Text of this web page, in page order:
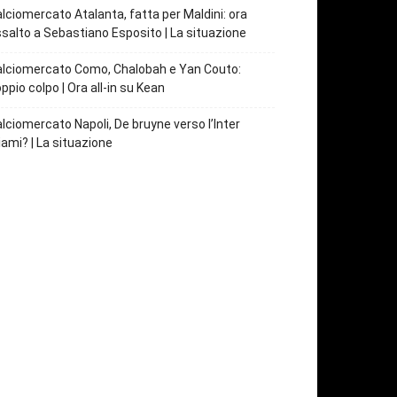
Atalanta, fatta per Maldini: ora
a Sebastiano Esposito | La situazione
Como, Chalobah e Yan Couto:
colpo | Ora all-in su Kean
Napoli, De bruyne verso l’Inter
| La situazione